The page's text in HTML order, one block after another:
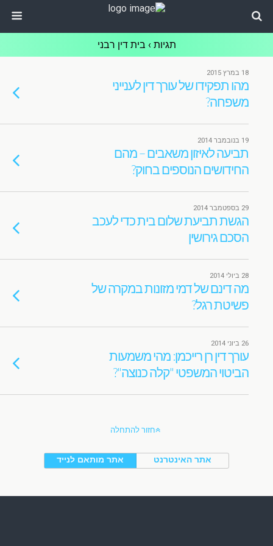
תגיות › בית דין רבני
18 במרץ 2015
מהו תפקידו של עורך דין לענייני
משפחה?
19 בנובמבר 2014
תביעה לאיזון משאבים – מהם
החידושים הנוספים בחוק?
29 בספטמבר 2014
הגשת תביעת שלום בית כדי לעכב
הסכם גירושין
28 ביולי 2014
מה דינם של דמי מזונות במקרה של
פשיטת רגל?
26 ביוני 2014
עורך דין רן רייכמן: מהי משמעות
הביטוי המשפטי "קלה כנוצה"?
חזור להתחלה
אתר מותאם לנייד אתר האינטרנט